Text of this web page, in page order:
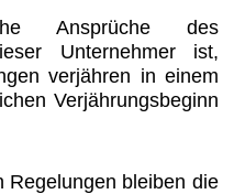
Ansprüche des
Unternehmer ist,
verjähren in einem
Verjährungsbeginn
Regelungen bleiben die